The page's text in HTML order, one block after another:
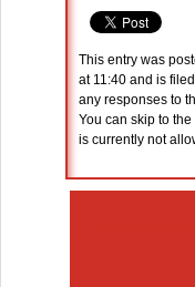
This entry was
at 11:40 and is
any responses to
You can skip to
is currently not